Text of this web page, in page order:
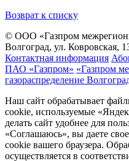
Возврат к списку
© ООО «Газпром
Волгоград, ул. Ковровская,
Контактная информация
ПАО «Газпром» «Газпром
газораспределение
Наш сайт обрабатывает
cookie, используемые
делать сайт удобнее для
«Соглашаюсь», вы даете
cookie вашего браузера.
осуществляется в